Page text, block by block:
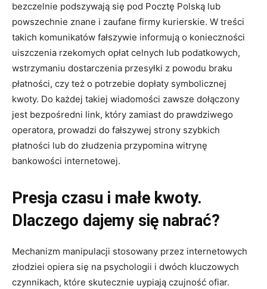
bezczelnie podszywają się pod Pocztę Polską lub
powszechnie znane i zaufane firmy kurierskie. W treści
takich komunikatów fałszywie informują o konieczności
uiszczenia rzekomych opłat celnych lub podatkowych,
wstrzymaniu dostarczenia przesyłki z powodu braku
płatności, czy też o potrzebie dopłaty symbolicznej
kwoty. Do każdej takiej wiadomości zawsze dołączony
jest bezpośredni link, który zamiast do prawdziwego
operatora, prowadzi do fałszywej strony szybkich
płatności lub do złudzenia przypomina witrynę
bankowości internetowej.
Presja czasu i małe kwoty.
Dlaczego dajemy się nabrać?
Mechanizm manipulacji stosowany przez internetowych
złodziei opiera się na psychologii i dwóch kluczowych
czynnikach, które skutecznie uypiają czujność ofiar.